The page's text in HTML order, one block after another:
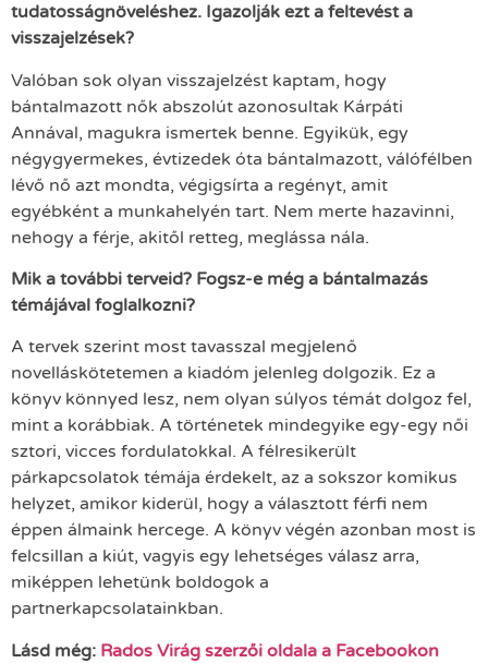
tudatosságnöveléshez. Igazolják ezt a feltevést a
visszajelzések?
Valóban sok olyan visszajelzést kaptam, hogy
bántalmazott nők abszolút azonosultak Kárpáti
Annával, magukra ismertek benne. Egyikük, egy
négygyermekes, évtizedek óta bántalmazott, válófélben
lévő nő azt mondta, végigsírta a regényt, amit
egyébként a munkahelyén tart. Nem merte hazavinni,
nehogy a férje, akitől retteg, meglássa nála.
Mik a további terveid? Fogsz-e még a bántalmazás
témájával foglalkozni?
A tervek szerint most tavasszal megjelenő
novelláskötetemen a kiadóm jelenleg dolgozik. Ez a
könyv könnyed lesz, nem olyan súlyos témát dolgoz fel,
mint a korábbiak. A történetek mindegyike egy-egy női
sztori, vicces fordulatokkal. A félresikerült
párkapcsolatok témája érdekelt, az a sokszor komikus
helyzet, amikor kiderül, hogy a választott férfi nem
éppen álmaink hercege. A könyv végén azonban most is
felcsillan a kiút, vagyis egy lehetséges válasz arra,
miképpen lehetünk boldogok a
partnerkapcsolatainkban.
Lásd még: Rados Virág szerzői oldala a Facebookon